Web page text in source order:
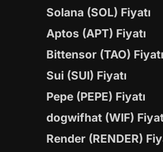
Solana (SOL) Fiyatı
Aptos (APT) Fiyatı
Bittensor (TAO) Fiyatı
Sui (SUI) Fiyatı
Pepe (PEPE) Fiyatı
dogwifhat (WIF)
Render (RENDER)